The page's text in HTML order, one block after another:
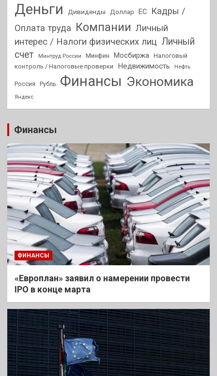
Деньги Дивиденды Доллар ЕС
Кадры /
Оплата труда Компании Личный
интерес / Налоги физических лиц Личный
счет
Минтруд России Минфин Мосбиржа Налоговый
контроль / Налоговые проверки
Недвижимость Нефть
Россия Рубль Финансы Экономика
Яндекс
Финансы
ФИНАНСЫ
«Европлан» заявил о намерении провести
IPO в конце марта